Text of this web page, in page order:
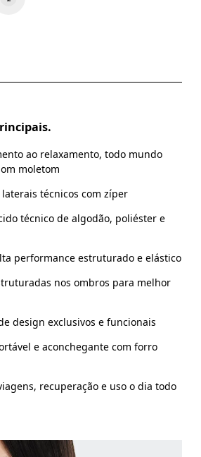
ao relaxamento, todo mundo
moletom
laterais técnicos com zíper
técnico de algodão, poliéster e
performance estruturado e elástico
nos ombros para melhor
design exclusivos e funcionais
e aconchegante com forro
recuperação e uso o dia todo